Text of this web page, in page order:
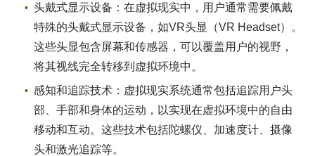
头戴式显示设备：在虚拟现实中，用户通常需要佩戴
特殊的头戴式显示设备，如VR头显（VR Headset）。
这些头显包含屏幕和传感器，可以覆盖用户的视野，
将其视线完全转移到虚拟环境中。
感知和追踪技术：虚拟现实系统通常包括追踪用户头
部、手部和身体的运动，以实现在虚拟环境中的自由
移动和互动。这些技术包括陀螺仪、加速度计、摄像
头和激光追踪等。